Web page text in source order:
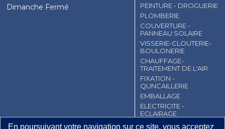
En poursuivant votre navigation sur ce site, vous acceptez
Dimanche Fermé
PEINTURE - DROGUERIE
PLOMBERIE
COUVERTURE -
PANNEAU SOLAIRE
VISSERIE-CLOUTERIE-
BOULONERIE
CHAUFFAGE-
TRAITEMENT DE L'AIR
FIXATION -
QUNCAILLERIE
EMBALLAGE
ELECTRICITE -
ECLAIRAGE